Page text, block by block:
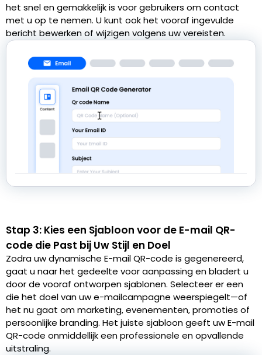
het snel en gemakkelijk is voor gebruikers om contact
met u op te nemen. U kunt ook het vooraf ingevulde
bericht bewerken of wijzigen volgens uw vereisten.
Stap 3: Kies een Sjabloon voor de E-mail QR-
code die Past bij Uw Stijl en Doel
Zodra uw dynamische E-mail QR-code is gegenereerd,
gaat u naar het gedeelte voor aanpassing en bladert u
door de vooraf ontworpen sjablonen. Selecteer er een
die het doel van uw e-mailcampagne weerspiegelt—of
het nu gaat om marketing, evenementen, promoties of
persoonlijke branding. Het juiste sjabloon geeft uw E-mail
QR-code onmiddellijk een professionele en opvallende
uitstraling.